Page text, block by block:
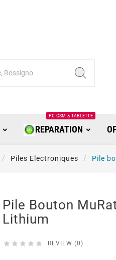
REPARATION
PC GSM & TABLETTE
Piles Electroniques Pile
Pile Bouton
Lithium
     REVIEW (0)